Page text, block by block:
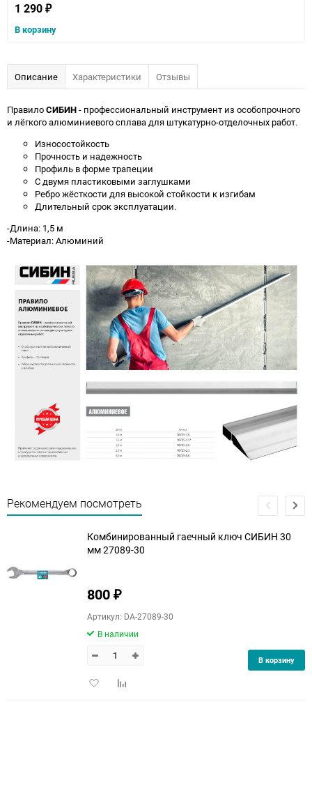
1 290 ₽
В корзину
Описание Характеристики Отзывы
ПравилоСИБИН- профессиональный инструмент из особопрочного
и лёгкого алюминиевого сплава для штукатурно-отделочных работ.
Износостойкость
Прочность и надежность
Профиль в форме трапеции
С двумя пластиковыми заглушками
Ребро жёсткости для высокой стойкости к изгибам
Длительный срок эксплуатации.
-Длина: 1,5 м
-Материал: Алюминий
Рекомендуем посмотреть
Комбинированный гаечный ключ СИБИН 30
мм 27089-30
800 ₽
Артикул: DA-27089-30
В наличии
ДобавитьДобавить
В корзину